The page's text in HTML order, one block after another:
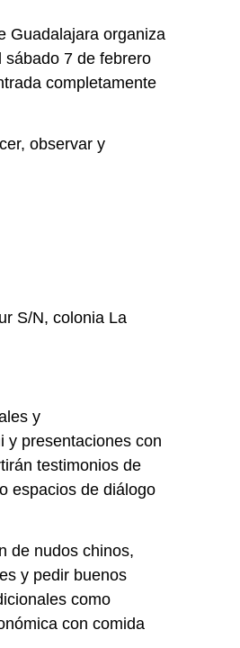
Guadalajara organiza
sábado 7 de febrero
completamente
observar y
S/N, colonia La
y
y presentaciones con
testimonios de
espacios de diálogo
de nudos chinos,
y pedir buenos
como
con comida